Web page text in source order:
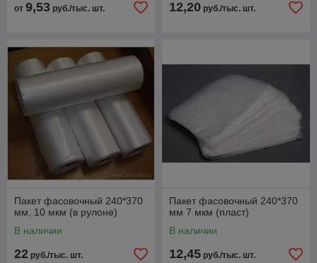
от 9,53 руб./тыс. шт. 12,20 руб./тыс. шт.
Пакет фасовочный 240*370
мм, 10 мкм (в рулоне)
В наличии
22 руб./тыс. шт.
Пакет фасовочный 240*370
мм 7 мкм (пласт)
В наличии
12,45 руб./тыс. шт.